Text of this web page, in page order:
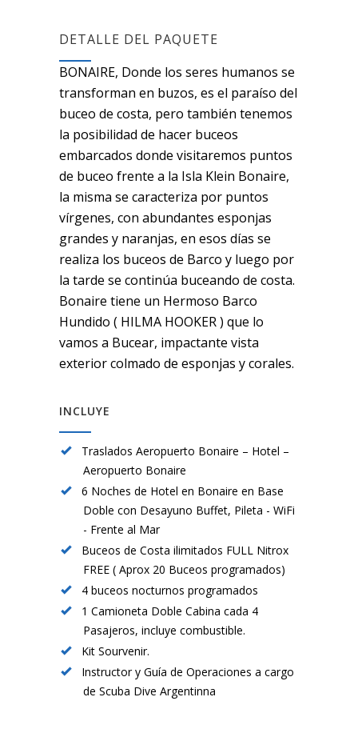
DETALLE DEL PAQUETE
BONAIRE, Donde los seres humanos se
transforman en buzos, es el paraíso del
buceo de costa, pero también tenemos
la posibilidad de hacer buceos
embarcados donde visitaremos puntos
de buceo frente a la Isla Klein Bonaire,
la misma se caracteriza por puntos
vírgenes, con abundantes esponjas
grandes y naranjas, en esos días se
realiza los buceos de Barco y luego por
la tarde se continúa buceando de costa.
Bonaire tiene un Hermoso Barco
Hundido ( HILMA HOOKER ) que lo
vamos a Bucear, impactante vista
exterior colmado de esponjas y corales.
INCLUYE
Traslados Aeropuerto Bonaire – Hotel –
Aeropuerto Bonaire
6 Noches de Hotel en Bonaire en Base
Doble con Desayuno Buffet, Pileta -­ Wi­Fi
-­ Frente al Mar
Buceos de Costa ilimitados FULL Nitrox
FREE ( Aprox 20 Buceos programados)
4 buceos nocturnos programados
1 Camioneta Doble Cabina cada 4
Pasajeros,­ incluye combustible.
Kit Sourvenir.
Instructor y­ Guía de Operaciones a cargo
de Scuba Dive Argentinna